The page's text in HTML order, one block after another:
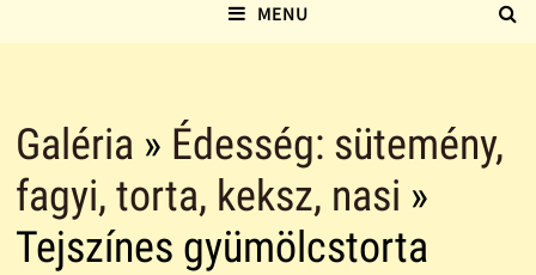
MENU
Galéria » Édesség: sütemény,
fagyi, torta, keksz, nasi »
Tejszínes gyümölcstorta